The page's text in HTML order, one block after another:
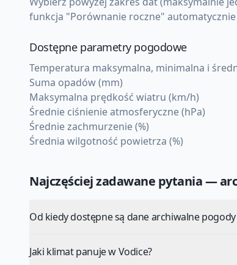
funkcja "Porównanie roczne"
Dostępne parametry pogodowe
Temperatura maksymalna, minimalna i
Suma opadów (mm)
Maksymalna prędkość wiatru (km/h)
Średnie ciśnienie atmosferyczne (hPa)
Średnie zachmurzenie (%)
Średnia wilgotność powietrza (%)
Najczęściej zadawane pytania —
Od kiedy dostępne są dane archiwalne pogody
Jaki klimat panuje w Vodice?